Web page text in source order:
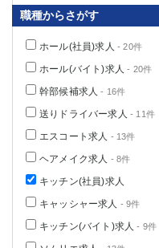
職種からさがす
ホール(社員)求人 - 20件
ホール(バイト)求人 - 20件
幹部候補求人 - 16件
送りドライバー求人 - 11件
エスコート求人 - 13件
ヘアメイク求人 - 8件
キッチン(社員)求人
キャッシャー求人 - 9件
キッチン(バイト)求人 - 9件